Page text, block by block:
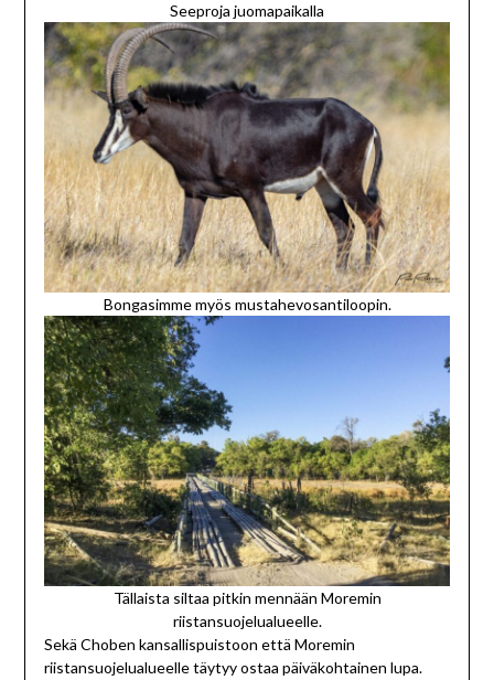
Seeproja juomapaikalla
Bongasimme myös mustahevosantiloopin.
Tällaista siltaa pitkin mennään Moremin
riistansuojelualueelle.
Sekä Choben kansallispuistoon että Moremin
riistansuojelualueelle täytyy ostaa päiväkohtainen lupa.